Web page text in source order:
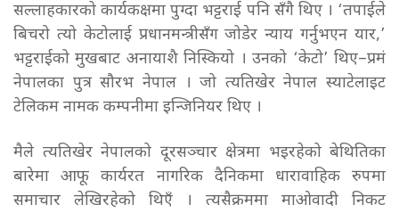
सल्लाहकारको कार्यकक्षमा पुग्दा भट्टराई पनि सँगै थिए । ‘तपाईले
बिचरो त्यो केटोलाई प्रधानमन्त्रीसँग जोडेर न्याय गर्नुभएन यार,’
भट्टराईको मुखबाट अनायाशै निस्कियो । उनको ‘केटो’ थिए–प्रमं
नेपालका पुत्र सौरभ नेपाल । जो त्यतिखेर नेपाल स्याटेलाइट
टेलिकम नामक कम्पनीमा इन्जिनियर थिए ।
मैले त्यतिखेर नेपालको दूरसञ्चार क्षेत्रमा भइरहेको बेथितिका
बारेमा आफू कार्यरत नागरिक दैनिकमा धारावाहिक रुपमा
समाचार लेखिरहेको थिएँ । त्यसैक्रममा माओवादी निकट